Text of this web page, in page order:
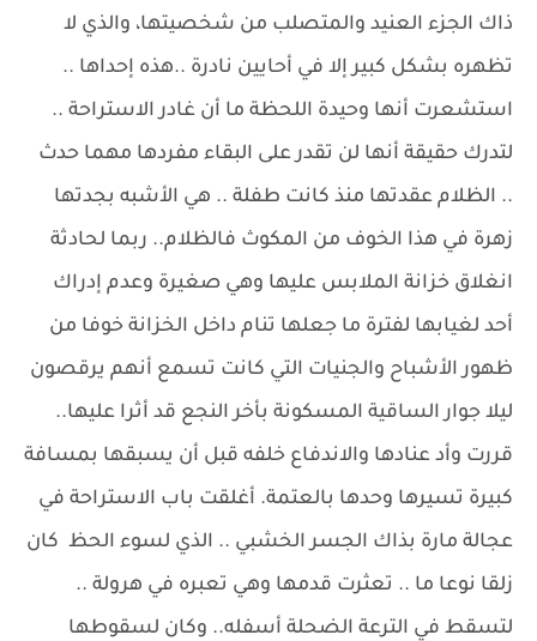
ذاك الجزء العنيد والمتصلب من شخصيتها، والذي لا
تظهره بشكل كبير إلا في أحايين نادرة ..هذه إحداها ..
استشعرت أنها وحيدة اللحظة ما أن غادر الاستراحة ..
لتدرك حقيقة أنها لن تقدر على البقاء مفردها مهما حدث
.. الظلام عقدتها منذ كانت طفلة .. هي الأشبه بجدتها
زهرة في هذا الخوف من المكوث فالظلام.. ربما لحادثة
انغلاق خزانة الملابس عليها وهي صغيرة وعدم إدراك
أحد لغيابها لفترة ما جعلها تنام داخل الخزانة خوفا من
ظهور الأشباح والجنيات التي كانت تسمع أنهم يرقصون
ليلا جوار الساقية المسكونة بأخر النجع قد أثرا عليها..
قررت وأد عنادها والاندفاع خلفه قبل أن يسبقها بمسافة
كبيرة تسيرها وحدها بالعتمة. أغلقت باب الاستراحة في
عجالة مارة بذاك الجسر الخشبي .. الذي لسوء الحظ كان
زلقا نوعا ما .. تعثرت قدمها وهي تعبره في هرولة ..
لتسقط في الترعة الضحلة أسفله.. وكان لسقوطها